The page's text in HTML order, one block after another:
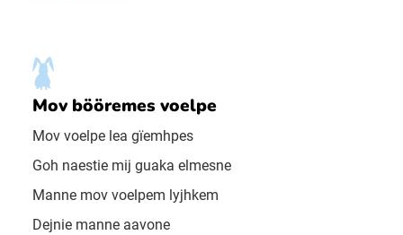
Mov bööremes voelpe
Mov voelpe lea gïemhpes
Goh naestie mij guaka elmesne
Manne mov voelpem lyjhkem
Dejnie manne aavone